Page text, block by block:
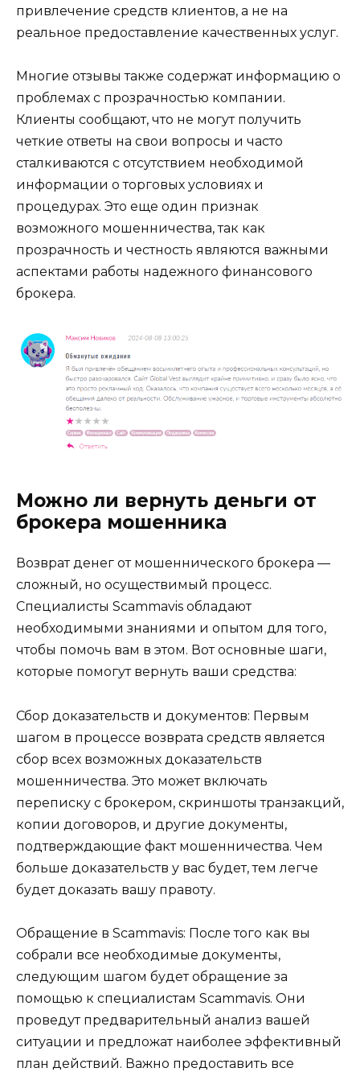
привлечение средств клиентов, а не на
реальное предоставление качественных услуг.
Многие отзывы также содержат информацию о
проблемах с прозрачностью компании.
Клиенты сообщают, что не могут получить
четкие ответы на свои вопросы и часто
сталкиваются с отсутствием необходимой
информации о торговых условиях и
процедурах. Это еще один признак
возможного мошенничества, так как
прозрачность и честность являются важными
аспектами работы надежного финансового
брокера.
Можно ли вернуть деньги от
брокера мошенника
Возврат денег от мошеннического брокера —
сложный, но осуществимый процесс.
Специалисты Scammavis обладают
необходимыми знаниями и опытом для того,
чтобы помочь вам в этом. Вот основные шаги,
которые помогут вернуть ваши средства:
Сбор доказательств и документов: Первым
шагом в процессе возврата средств является
сбор всех возможных доказательств
мошенничества. Это может включать
переписку с брокером, скриншоты транзакций,
копии договоров, и другие документы,
подтверждающие факт мошенничества. Чем
больше доказательств у вас будет, тем легче
будет доказать вашу правоту.
Обращение в Scammavis: После того как вы
собрали все необходимые документы,
следующим шагом будет обращение за
помощью к специалистам Scammavis. Они
проведут предварительный анализ вашей
ситуации и предложат наиболее эффективный
план действий. Важно предоставить все